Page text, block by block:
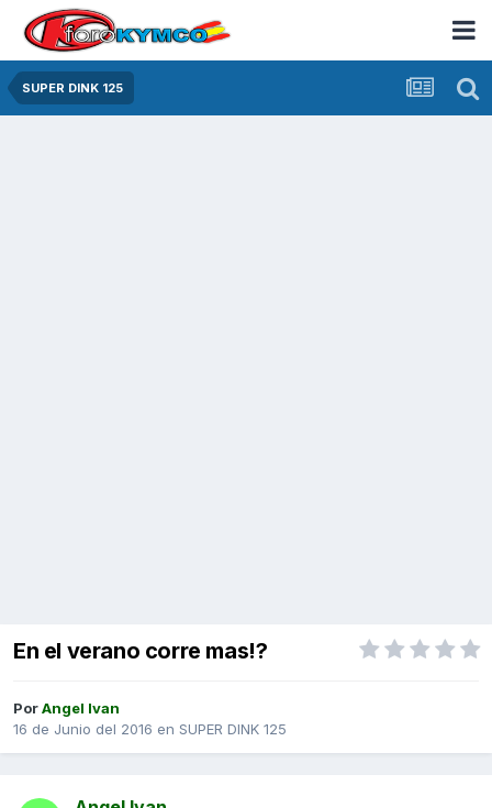
SUPER DINK 125
En el verano corre mas!?
PorAngel Ivan
16 de Junio del 2016 en SUPER DINK 125